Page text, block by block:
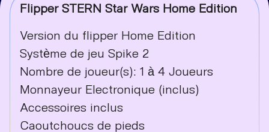
Flipper STERN Star Wars Home Edition
Version du flipper Home Edition
Système de jeu Spike 2
Nombre de joueur(s): 1 à 4 Joueurs
Monnayeur Electronique (inclus)
Accessoires inclus
Caoutchoucs de pieds